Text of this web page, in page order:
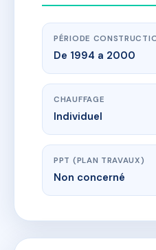
PÉRIODE
De 1994 a 2000
CHAUFFAGE
Individuel
PPT (PLAN TRAVAUX)
Non concerné